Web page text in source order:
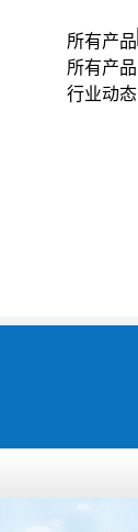
所有产品
所有产品
行业动态